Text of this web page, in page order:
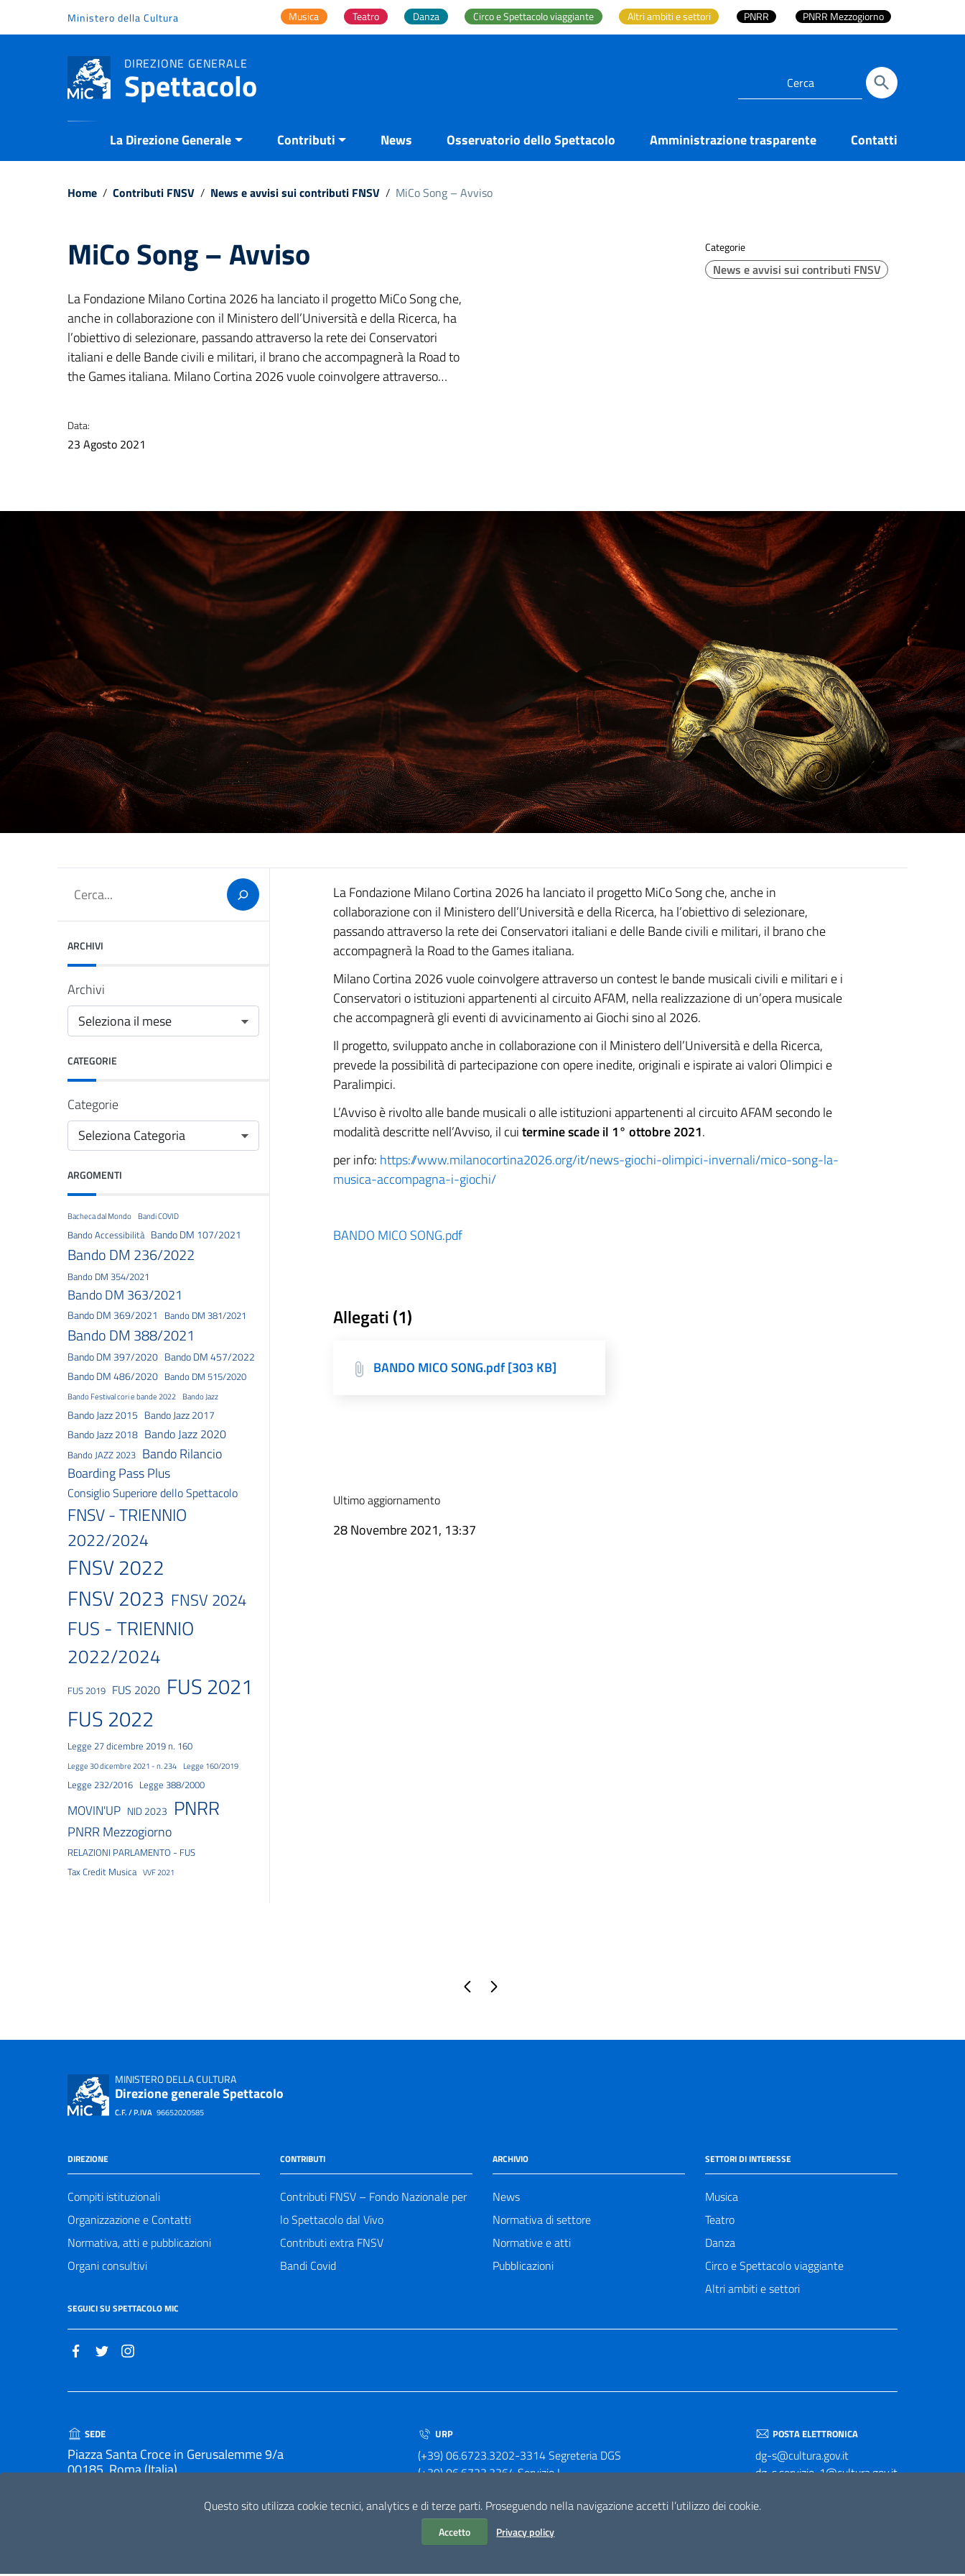
Questo sito utilizza cookie tecnici, analytics e di terze parti. Proseguendo nella navigazione accetti l’utilizzo dei cookie.
Accetto Privacy policy
Vai al menu di navigazione
Ministero della Cultura Musica Teatro Danza Circo e Spettacolo viaggiante Altri ambiti e settori PNRR PNRR Mezzogiorno
DIREZIONE GENERALE
Spettacolo
La Direzione Generale Contributi News Osservatorio dello Spettacolo Amministrazione trasparente Contatti
Home / Contributi FNSV / News e avvisi sui contributi FNSV / MiCo Song – Avviso
MiCo Song – Avviso
La Fondazione Milano Cortina 2026 ha lanciato il progetto MiCo Song che,
anche in collaborazione con il Ministero dell’Università e della Ricerca, ha
l’obiettivo di selezionare, passando attraverso la rete dei Conservatori
italiani e delle Bande civili e militari, il brano che accompagnerà la Road to
the Games italiana. Milano Cortina 2026 vuole coinvolgere attraverso…
Categorie
News e avvisi sui contributi FNSV
Data:
23 Agosto 2021
Cerca
ARCHIVI
Archivi
CATEGORIE
Categorie
ARGOMENTI
Bacheca dal Mondo Bandi COVID
Bando Accessibilità Bando DM 107/2021
Bando DM 236/2022
Bando DM 354/2021
Bando DM 363/2021
Bando DM 369/2021 Bando DM 381/2021
Bando DM 388/2021
Bando DM 397/2020 Bando DM 457/2022
Bando DM 486/2020 Bando DM 515/2020
Bando Festival cori e bande 2022 Bando Jazz
Bando Jazz 2015 Bando Jazz 2017
Bando Jazz 2018 Bando Jazz 2020
Bando JAZZ 2023 Bando Rilancio
Boarding Pass Plus
Consiglio Superiore dello Spettacolo
FNSV - TRIENNIO
2022/2024
FNSV 2022
FNSV 2023 FNSV 2024
FUS - TRIENNIO
2022/2024
FUS 2019 FUS 2020 FUS 2021
FUS 2022
Legge 27 dicembre 2019 n. 160
Legge 30 dicembre 2021 - n. 234 Legge 160/2019
Legge 232/2016 Legge 388/2000
MOVIN'UP NID 2023 PNRR
PNRR Mezzogiorno
RELAZIONI PARLAMENTO - FUS
Tax Credit Musica VVF 2021
La Fondazione Milano Cortina 2026 ha lanciato il progetto MiCo Song che, anche in
collaborazione con il Ministero dell’Università e della Ricerca, ha l’obiettivo di selezionare,
passando attraverso la rete dei Conservatori italiani e delle Bande civili e militari, il brano che
accompagnerà la Road to the Games italiana.
Milano Cortina 2026 vuole coinvolgere attraverso un contest le bande musicali civili e militari e i
Conservatori o istituzioni appartenenti al circuito AFAM, nella realizzazione di un’opera musicale
che accompagnerà gli eventi di avvicinamento ai Giochi sino al 2026.
Il progetto, sviluppato anche in collaborazione con il Ministero dell’Università e della Ricerca,
prevede la possibilità di partecipazione con opere inedite, originali e ispirate ai valori Olimpici e
Paralimpici.
L’Avviso è rivolto alle bande musicali o alle istituzioni appartenenti al circuito AFAM secondo le
modalità descritte nell’Avviso, il cuitermine scade il 1° ottobre 2021.
per info: https://www.milanocortina2026.org/it/news-giochi-olimpici-invernali/mico-song-la-
musica-accompagna-i-giochi/
BANDO MICO SONG.pdf
Allegati (1)
BANDO MICO SONG.pdf [303 KB]
Ultimo aggiornamento
28 Novembre 2021, 13:37
Pagina precedente
MINISTERO DELLA CULTURA
Direzione generale Spettacolo
C.F. / P.IVA 96652020585
DIREZIONE
Compiti istituzionali
Organizzazione e Contatti
Normativa, atti e pubblicazioni
Organi consultivi
CONTRIBUTI
Contributi FNSV – Fondo Nazionale per
lo Spettacolo dal Vivo
Contributi extra FNSV
Bandi Covid
ARCHIVIO
News
Normativa di settore
Normative e atti
Pubblicazioni
SETTORI DI INTERESSE
Musica
Teatro
Danza
Circo e Spettacolo viaggiante
Altri ambiti e settori
SEGUICI SU SPETTACOLO MIC
SEDE
Piazza Santa Croce in Gerusalemme 9/a
00185, Roma (Italia)
URP
(+39) 06.6723.3202-3314 Segreteria DGS
(+39) 06.6723.3364 Servizio I
POSTA ELETTRONICA
dg-s@cultura.gov.it
dg-s.servizio-1@cultura.gov.it
dg-s.servizio-3@cultura.gov.it